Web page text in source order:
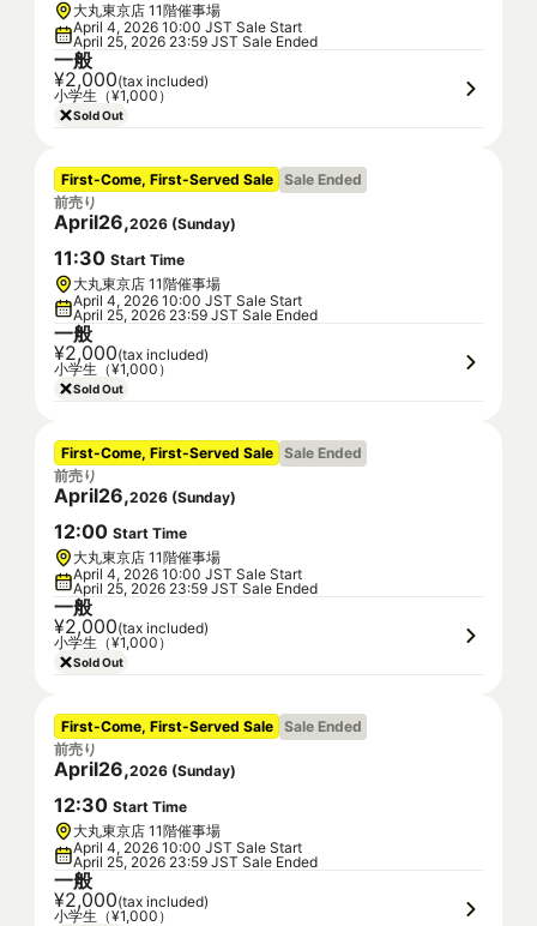
大丸東京店 11階催事場
April 4, 2026 10:00 JST Sale Start
April 25, 2026 23:59 JST Sale Ended
一般
¥2,000(tax included)
小学生（¥1,000）
Sold Out
First-Come, First-Served Sale Sale Ended
前売り
April26,2026 (Sunday)
11:30 Start Time
大丸東京店 11階催事場
April 4, 2026 10:00 JST Sale Start
April 25, 2026 23:59 JST Sale Ended
一般
¥2,000(tax included)
小学生（¥1,000）
Sold Out
First-Come, First-Served Sale Sale Ended
前売り
April26,2026 (Sunday)
12:00 Start Time
大丸東京店 11階催事場
April 4, 2026 10:00 JST Sale Start
April 25, 2026 23:59 JST Sale Ended
一般
¥2,000(tax included)
小学生（¥1,000）
Sold Out
First-Come, First-Served Sale Sale Ended
前売り
April26,2026 (Sunday)
12:30 Start Time
大丸東京店 11階催事場
April 4, 2026 10:00 JST Sale Start
April 25, 2026 23:59 JST Sale Ended
一般
¥2,000(tax included)
小学生（¥1,000）